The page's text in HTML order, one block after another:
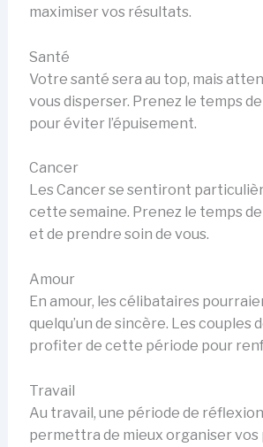
maximiser vos résultats.
Santé
Votre santé sera au top, mais
vous disperser. Prenez le temps
pour éviter l’épuisement.
Cancer
Les Cancer se sentiront
cette semaine. Prenez le temps
et de prendre soin de vous.
Amour
En amour, les célibataires
quelqu’un de sincère. Les couples
profiter de cette période pour
Travail
Au travail, une période de
permettra de mieux organiser vos